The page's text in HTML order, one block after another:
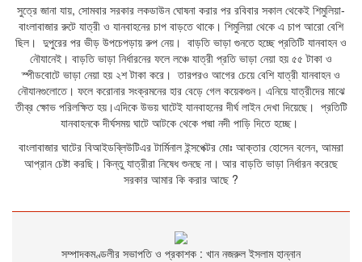
সুত্রে জানা যায়, সোমবার সরকার লকডাউন ঘোষনা করার পর রবিবার সকাল থেকেই শিমুলিয়া-
বাংলাবাজার রুটে যাত্রী ও যানবাহনের চাপ বাড়তে থাকে। শিমুলিয়া থেকে এ চাপ আরো বেশি
ছিল। দুপুরের পর ভীড় উপচেপড়ায় রুপ নেয়। বাড়তি ভাড়া গুনতে হচ্ছে প্রতিটি যানবাহন ও
নৌযানেই। বাড়তি ভাড়া নির্ধারনের ফলে লঞ্চে যাত্রী প্রতি ভাড়া নেয়া হয় ৫৫ টাকা ও
স্পীডবোটে ভাড়া নেয়া হয় ২শ টাকা করে। তারপরও আগের চেয়ে বেশি যাত্রী যানবাহন ও
নৌযানগুলোতে। ফলে করোনার সংক্রমনের হার বেড়ে গেল কয়েকগুন। এনিয়ে যাত্রীদের মাঝে
তীব্র ক্ষোভ পরিলক্ষিত হয়।এদিকে উভয় ঘাটেই যানবাহনের দীর্ঘ লাইন দেখা দিয়েছে। প্রতিটি
যানবাহনকে দীর্ঘসময় ঘাটে আটকে থেকে পদ্মা নদী পাড়ি দিতে হচ্ছে।
বাংলাবাজার ঘাটের বিআইডব্লিউটিএর টার্মিনাল ইন্সপেক্টর মোঃ আক্তার হোসেন বলেন, আমরা
আপ্রান চেষ্টা করছি। কিন্তু যাত্রীরা নিষেধ শুনছে না। আর বাড়তি ভাড়া নির্ধারন করেছে
সরকার আমার কি করার আছে ?
সম্পাদকমণ্ডলীর সভাপতি ও প্রকাশক : খান নজরুল ইসলাম হান্নান